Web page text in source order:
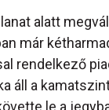
alatt
már
rendelkező
áll a
le a